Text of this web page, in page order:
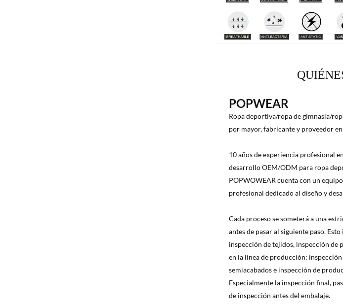
POPWEAR
Ropa deportiva/ropa de gimnasia/
por mayor, fabricante y proveedor
10 años de experiencia profesional
desarrollo OEM/ODM para ropa
POPWOWEAR cuenta con un
profesional dedicado al diseño y
Cada proceso se someterá a una
antes de pasar al siguiente paso.
inspección de tejidos, inspección de
en la línea de producción:
semiacabados e inspección de
Especialmente la inspección final,
de inspección antes del embalaje.